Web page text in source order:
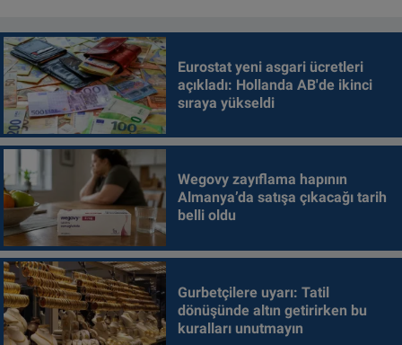
Eurostat yeni asgari ücretleri
açıkladı: Hollanda AB'de ikinci
sıraya yükseldi
Wegovy zayıflama hapının
Almanya’da satışa çıkacağı tarih
belli oldu
Gurbetçilere uyarı: Tatil
dönüşünde altın getirirken bu
kuralları unutmayın